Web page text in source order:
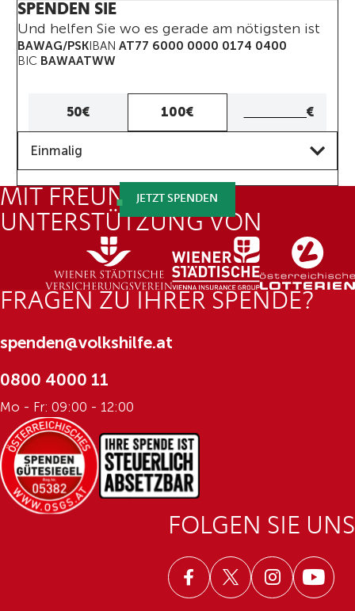
SPENDEN SIE
Und helfen Sie wo es gerade am nötigsten ist
BAWAG/PSKIBAN AT77 6000 0000 0174 0400
BIC BAWAATWW
50€ 100€
Betrag
€
Einmalig
JETZT SPENDEN
MIT FREUNDLICHER
UNTERSTÜTZUNG VON
FRAGEN ZU IHRER SPENDE?
spenden@volkshilfe.at
0800 4000 11
Mo - Fr: 09:00 - 12:00
FOLGEN SIE UNS
FacebookTwitterInstagram